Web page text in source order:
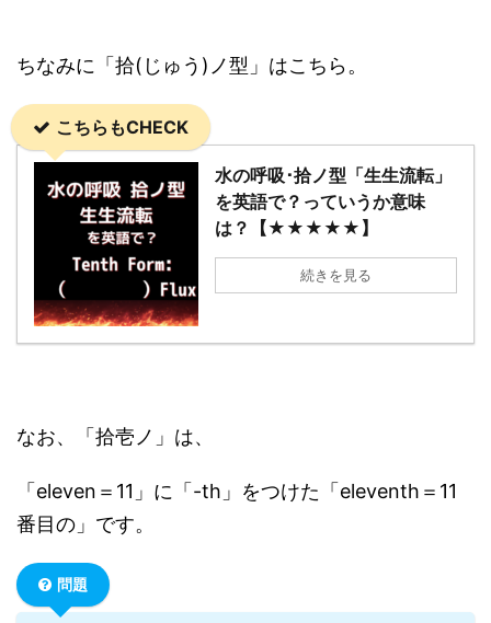
ちなみに「拾(じゅう)ノ型」はこちら。
こちらもCHECK
水の呼吸･拾ノ型「生生流転」
を英語で？っていうか意味
は？【★★★★★】
続きを見る
なお、「拾壱ノ」は、
「eleven＝11」に「-th」をつけた「eleventh＝11
番目の」です。
問題